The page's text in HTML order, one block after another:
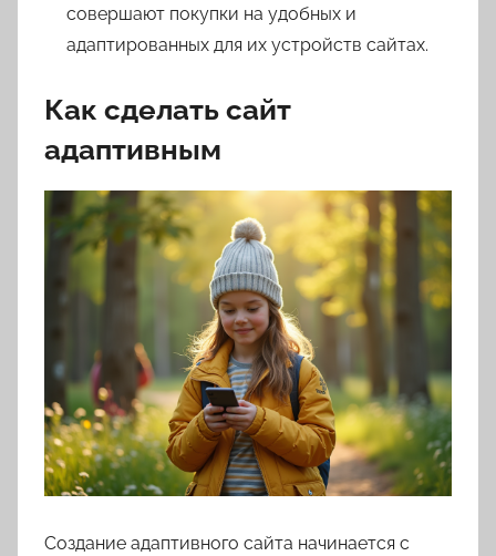
совершают покупки на удобных и
адаптированных для их устройств сайтах.
Как сделать сайт
адаптивным
Создание адаптивного сайта начинается с